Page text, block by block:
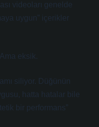
videoları genelde
uygun” içerikler
eksik.
siliyor. Düğünün
hatta hatalar bile
bir performans”